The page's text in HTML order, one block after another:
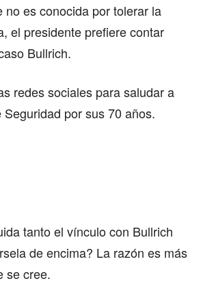
no es conocida por tolerar la
el presidente prefiere contar
Bullrich.
redes sociales para saludar a
por sus 70 años.
tanto el vínculo con Bullrich
de encima? La razón es más
se cree.